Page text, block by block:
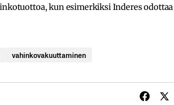
kun esimerkiksi Inderes odottaa
vahinkovakuuttaminen